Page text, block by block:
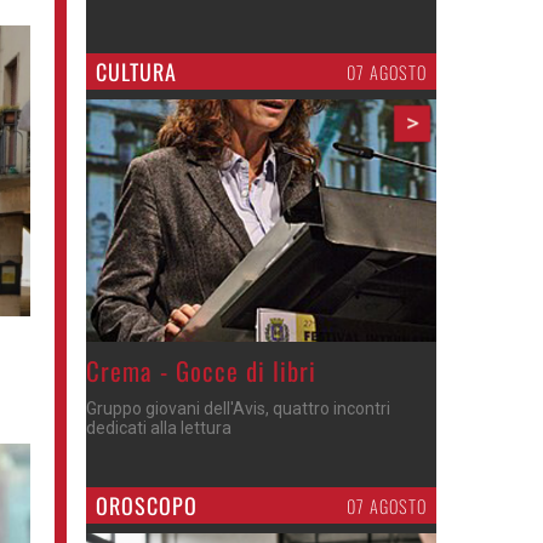
CULTURA 07 AGOSTO
>
Crema - Gocce di libri
Gruppo giovani dell'Avis, quattro incontri
dedicati alla lettura
OROSCOPO 07 AGOSTO